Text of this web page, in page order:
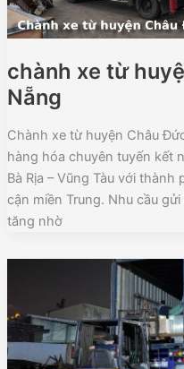
chành xe từ
Nẵng
Chành xe từ huyện Châu
hàng hóa chuyên tuyến kết
Bà Rịa – Vũng Tàu với
cận miền Trung. Nhu cầu
tăng nhờ